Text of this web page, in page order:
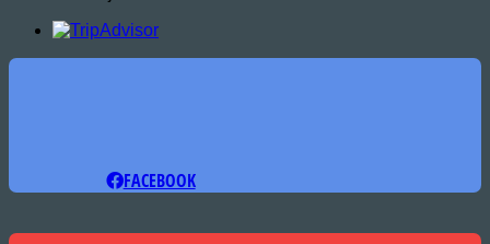
FACEBOOK